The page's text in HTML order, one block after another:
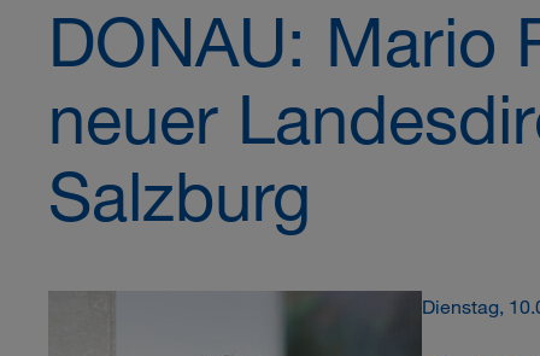
DONAU: Mario
neuer
Salzburg
Dienstag,